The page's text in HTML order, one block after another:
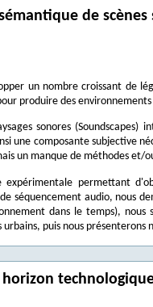
de
un nombre croissant
produire des
sonores
une composante subjective
un manque de méthodes et/
expérimentale permettant
séquencement audio, nous
dans le temps),
puis nous